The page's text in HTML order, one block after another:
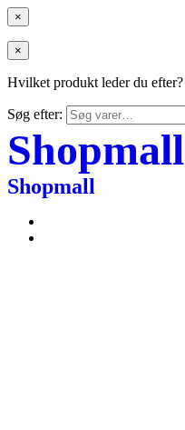
×
×
Hvilket produkt leder du efter?
Søg efter:
Shopmall
Shopmall